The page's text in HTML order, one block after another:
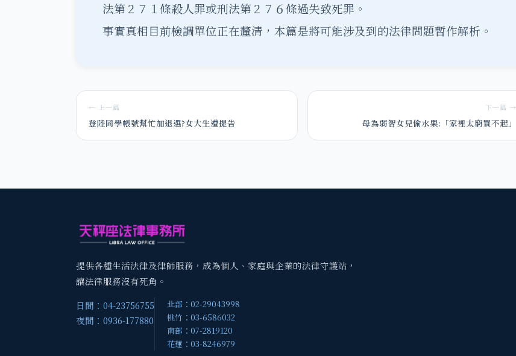
法第２７１條殺人罪或刑法第２７６條過失致死罪。
事實真相目前檢調單位正在釐清，本篇是將可能涉及到的法律問題暫作解析。
← 上一篇
登陸同學帳號幫忙加退選?女大生遭提告
下一篇 →
母為弱智女兒偷水果:「家裡太窮買不起」
提供各種生活法律及律師服務，成為個人、家庭與企業的法律守護站，
讓法律服務沒有死角。
日間：04-23756755
夜間：0936-177880
北部：02-29043998
桃竹：03-6586032
南部：07-2819120
花蓮：03-8246979